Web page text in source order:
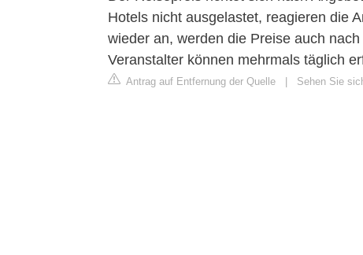
Hotels nicht ausgelastet, reagieren die
wieder an, werden die Preise auch
Veranstalter können mehrmals täglich
Antrag auf Entfernung der Quelle Sehen Sie